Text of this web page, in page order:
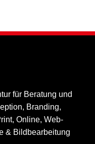
für Beratung und
Branding,
Online, Web­
& Bildbear­bei­tung